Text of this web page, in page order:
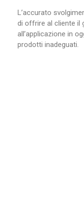
L’accurato
di offrire al cliente il
all’applicazione in
prodotti inadeguati.